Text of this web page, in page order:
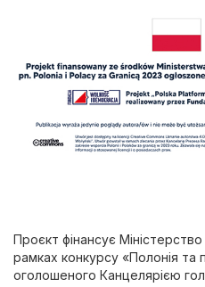
Проєкт фінансує
рамках конкурсу «Полонія та
оголошеного Канцелярією